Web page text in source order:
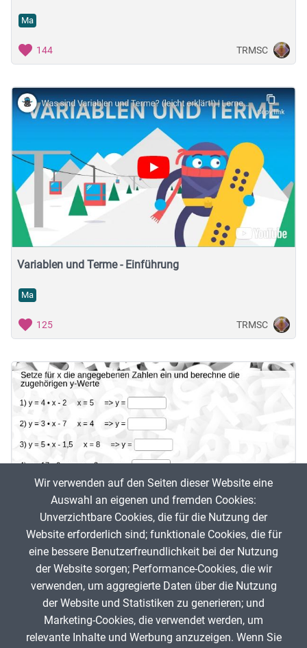
Ma
144 TRMSC
Variablen und Terme - Einführung
Ma
125 TRMSC
(Proportionale) Zuordnungen
163 Frauke Tombült
Wir verwenden auf den Seiten dieser Website eine
Auswahl an eigenen und fremden Cookies:
Unverzichtbare Cookies, die für die Nutzung der
Website erforderlich sind; funktionale Cookies, die für
eine bessere Benutzerfreundlichkeit bei der Nutzung
der Website sorgen; Performance-Cookies, die wir
verwenden, um aggregierte Daten über die Nutzung
der Website und Statistiken zu generieren; und
Marketing-Cookies, die verwendet werden, um
relevante Inhalte und Werbung anzuzeigen. Wenn Sie